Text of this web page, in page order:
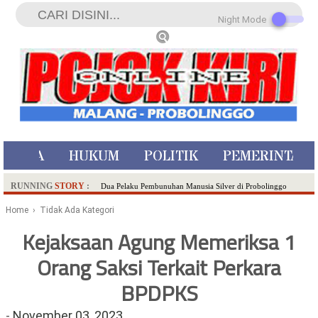
HUKUM POLITIK
RUNNING STORY : Dua Pelaku Pembunuhan Manusia Silver di Probolinggo
Literasi Melalui LASKAR JODA, Usung Filosofi Gelar Sehelai
Ambulance Dari Berbagai Daerah Padati Kota Wisata Batu
Hadirkan Tujuh Sapta Pesona Wisata di Amfiteater, Mikutopia
Buka Rekrutmen Karyawan,Berikut Kualifikasinya
Home › Tidak Ada Kategori
Kejaksaan Agung Memeriksa 1
Orang Saksi Terkait Perkara
BPDPKS
Night Mode